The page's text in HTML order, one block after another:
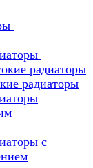
радиаторы
радиаторы
с